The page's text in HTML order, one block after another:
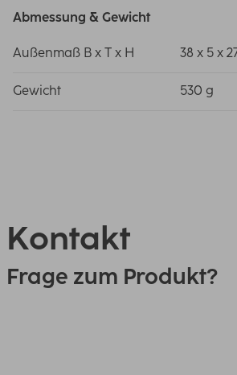
Abmessung & Gewicht
Außenmaß B x T x H 38 x 5 x
Gewicht 530 g
Kontakt
Frage zum Produkt?